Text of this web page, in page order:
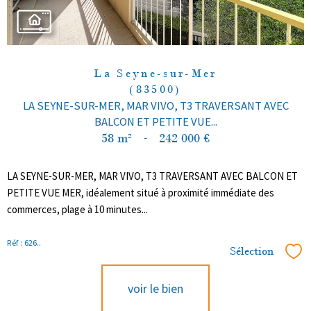
La Seyne-sur-Mer
(83500)
LA SEYNE-SUR-MER, MAR VIVO, T3 TRAVERSANT AVEC
BALCON ET PETITE VUE...
58 m² - 242 000 €
LA SEYNE-SUR-MER, MAR VIVO, T3 TRAVERSANT AVEC BALCON ET
PETITE VUE MER, idéalement situé à proximité immédiate des
commerces, plage à 10 minutes...
Réf : 626..
Sélection
voir le bien